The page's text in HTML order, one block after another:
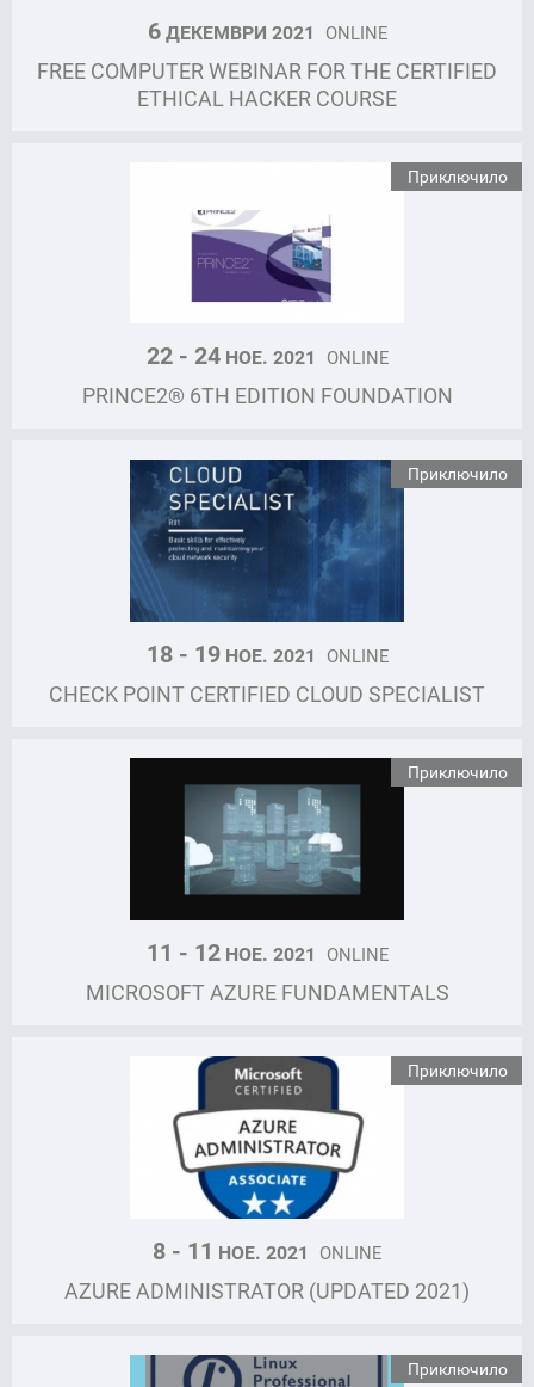
6ДЕКЕМВРИ 2021 ONLINE
FREE COMPUTER WEBINAR FOR THE CERTIFIED
ETHICAL HACKER COURSE
Приключило
22 - 24НОЕ. 2021 ONLINE
PRINCE2® 6TH EDITION FOUNDATION
Приключило
18 - 19НОЕ. 2021 ONLINE
CHECK POINT CERTIFIED CLOUD SPECIALIST
Приключило
11 - 12НОЕ. 2021 ONLINE
MICROSOFT AZURE FUNDAMENTALS
Приключило
8 - 11 НОЕ. 2021 ONLINE
AZURE ADMINISTRATOR (UPDATED 2021)
Приключило